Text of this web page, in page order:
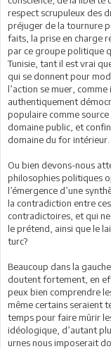
respect scrupuleux des
préjuger de la tournure
faits, la prise en charge
par ce groupe politique
Tunisie, tant il est vrai
qui se donnent pour
l’action se muer,
authentiquement
populaire comme
domaine public, et
domaine du for intérieur.
Ou bien devons-nous
philosophies politiques
l’émergence d’une
la contradiction entre
contradictoires, et qui
le prétend, ainsi que le
turc?
Beaucoup dans la
doutent fortement, en
peux bien comprendre
même certains seraient
temps pour faire mûrir
idéologique, d’autant
urnes nous imposerait